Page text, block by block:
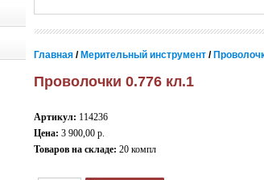
Главная / Мерительный инструмент /
Проволочки 0.776 кл.1
Артикул: 114236
Цена: 3 900,00 р.
Товаров на складе: 20 компл